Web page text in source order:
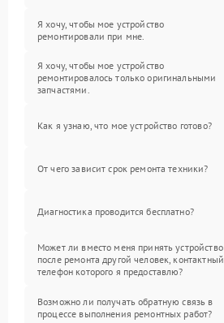
Я хочу, чтобы мое устройство
ремонтировали при мне.
Я хочу, чтобы мое устройство
ремонтировалось только оригинальными
запчастями.
Как я узнаю, что мое устройство готово?
От чего зависит срок ремонта техники?
Диагностика проводится бесплатно?
Может ли вместо меня принять устройство
после ремонта другой человек, контактный
телефон которого я предоставлю?
Возможно ли получать обратную связь в
процессе выполнения ремонтных работ?